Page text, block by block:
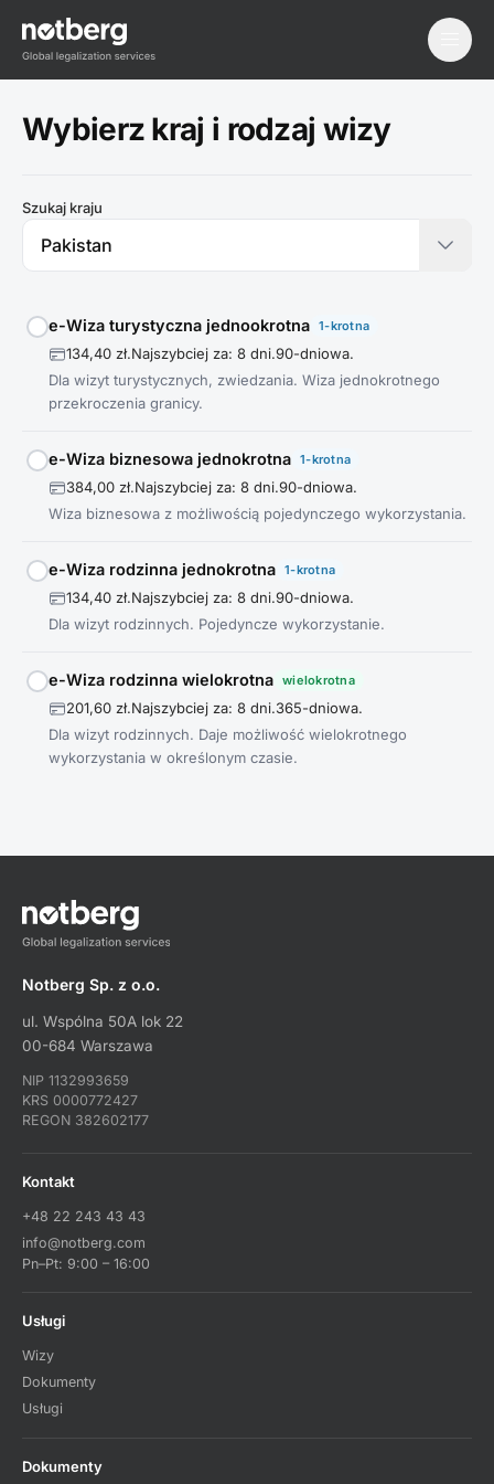
Wybierz kraj i rodzaj wizy
Szukaj kraju
e-Wiza turystyczna jednookrotna 1-krotna
134,40 zł.Najszybciej za: 8 dni.90-dniowa.
Dla wizyt turystycznych, zwiedzania. Wiza jednokrotnego
przekroczenia granicy.
e-Wiza biznesowa jednokrotna 1-krotna
384,00 zł.Najszybciej za: 8 dni.90-dniowa.
Wiza biznesowa z możliwością pojedynczego wykorzystania.
e-Wiza rodzinna jednokrotna 1-krotna
134,40 zł.Najszybciej za: 8 dni.90-dniowa.
Dla wizyt rodzinnych. Pojedyncze wykorzystanie.
e-Wiza rodzinna wielokrotna wielokrotna
201,60 zł.Najszybciej za: 8 dni.365-dniowa.
Dla wizyt rodzinnych. Daje możliwość wielokrotnego
wykorzystania w określonym czasie.
Notberg Sp. z o.o.
ul. Wspólna 50A lok 22
00-684 Warszawa
NIP 1132993659
KRS 0000772427
REGON 382602177
Kontakt
+48 22 243 43 43
info@notberg.com
Pn–Pt: 9:00 – 16:00
Usługi
Wizy
Dokumenty
Usługi
Dokumenty